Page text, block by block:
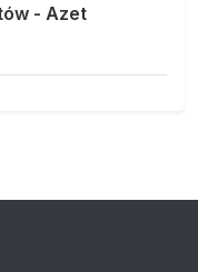
- Azet